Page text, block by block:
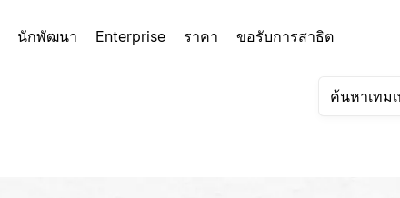
นักพัฒนา Enterprise ราคา ขอรับการสาธิต